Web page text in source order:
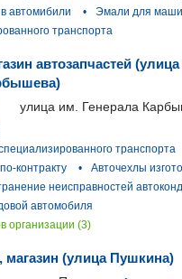
автомибили • Эмали для
транспорта
автозапчастей
улица им. Генерала
транспорта
контракту •
Авточехлы
неисправностей
автомобиля
организации (3)
магазин (улица Пушкина)